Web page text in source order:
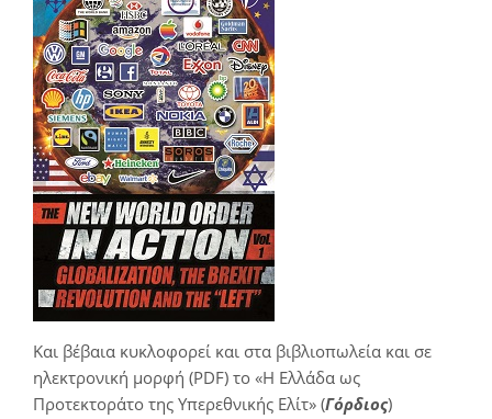
Και βέβαια κυκλοφορεί και στα βιβλιοπωλεία και σε
ηλεκτρονική μορφή (PDF) το «Η Ελλάδα ως
Προτεκτοράτο της Υπερεθνικής Ελίτ» (Γόρδιος)